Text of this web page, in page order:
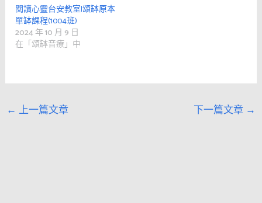
閱讀心靈台安教室|頌缽原本
單缽課程(1004班)
2024 年 10 月 9 日
在「頌缽音療」中
← 上一篇文章 下一篇文章 →